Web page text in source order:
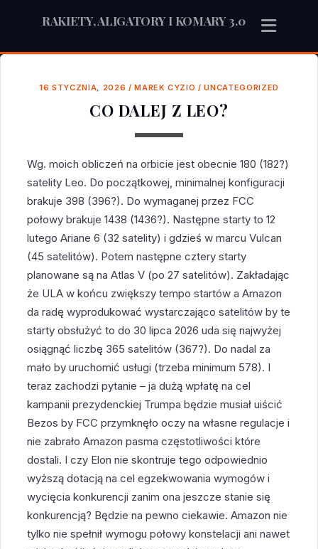
RAKIETY, ALIGATORY I KOMARY 3.0
16 STYCZNIA, 2026 /MAREK CYZIO /UNCATEGORIZED
CO DALEJ Z LEO?
Wg. moich obliczeń na orbicie jest obecnie 180 (182?)
satelity Leo. Do początkowej, minimalnej konfiguracji
brakuje 398 (396?). Do wymaganej przez FCC
połowy brakuje 1438 (1436?). Następne starty to 12
lutego Ariane 6 (32 satelity) i gdzieś w marcu Vulcan
(45 satelitów). Potem następne cztery starty
planowane są na Atlas V (po 27 satelitów). Zakładając
że ULA w końcu zwiększy tempo startów a Amazon
da radę wyprodukować wystarczająco satelitów by te
starty obsłużyć to do 30 lipca 2026 uda się najwyżej
osiągnąć liczbę 365 satelitów (367?). Do nadal za
mało by uruchomić usługi (trzeba minimum 578). I
teraz zachodzi pytanie – ja dużą wpłatę na cel
kampanii prezydenckiej Trumpa będzie musiał uiścić
Bezos by FCC przymknęło oczy na własne regulacje i
nie zabrało Amazon pasma częstotliwości które
dostali. I czy Elon nie skontruje tego odpowiednio
wyższą dotacją na cel egzekwowania wymogów i
wycięcia konkurencji zanim ona jeszcze stanie się
konkurencją? Będzie na pewno ciekawie. Amazon nie
tylko nie spełnił wymogu połowy konstelacji ani nawet